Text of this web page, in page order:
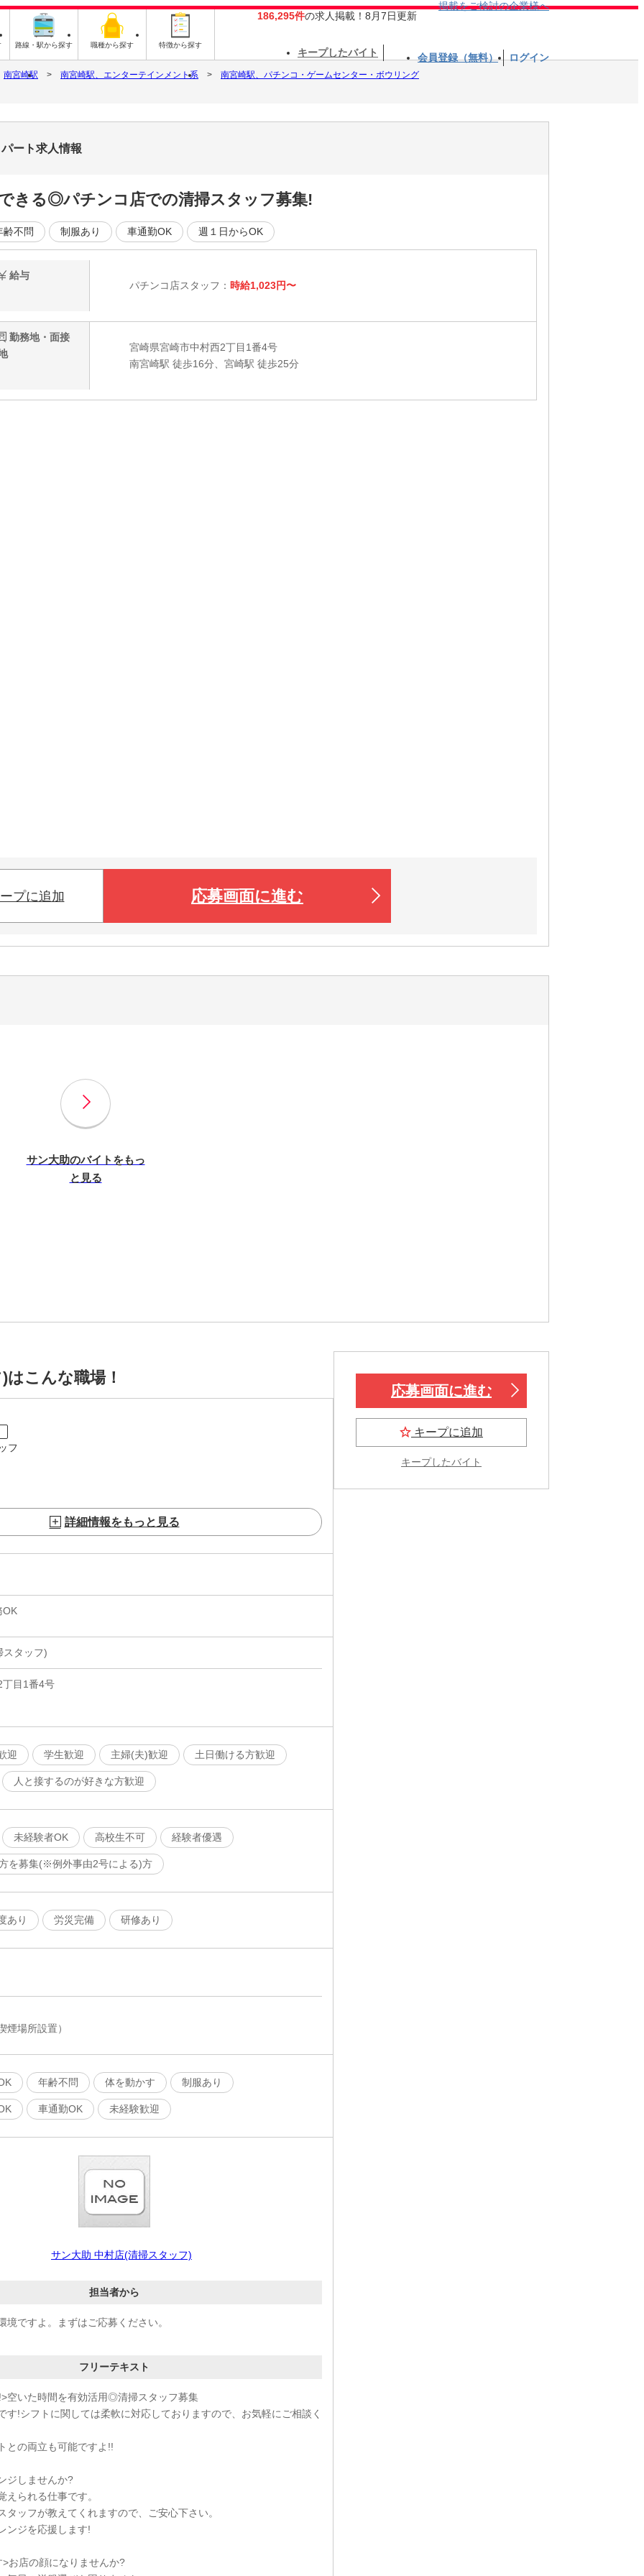
路線・駅から探す 職種から探す 特徴から探す
186,295件の求人掲載！8月7日更新
掲載をご検討の企業様へ
キープしたバイト 会員登録（無料） ログイン
南宮崎駅 南宮崎駅、エンターテインメント系 南宮崎駅、パチンコ・ゲームセンター・ボウリング
ート求人情報
きる◎パチンコ店での清掃スタッフ募集!
齢不問 制服あり 車通勤OK 週１日からOK
給与
パチンコ店スタッフ： 時給1,023円〜
勤務地・面接
宮崎県宮崎市中村西2丁目1番4号
南宮崎駅 徒歩16分、宮崎駅 徒歩25分
プに追加 応募画面に進む
サン大助のバイトをもっ
と見る
こんな職場！
フ
詳細情報をもっと見る
OK
スタッフ)
丁目1番4号
迎 学生歓迎 主婦(夫)歓迎 土日働ける方歓迎
人と接するのが好きな方歓迎
未経験者OK 高校生不可 経験者優遇
を募集(※例外事由2号による)方
あり 労災完備 研修あり
煙場所設置）
年齢不問 体を動かす 制服あり
車通勤OK 未経験歓迎
サン大助 中村店(清掃スタッフ)
担当者から
境ですよ。まずはご応募ください。
フリーテキスト
空いた時間を有効活用◎清掃スタッフ募集
す!シフトに関しては柔軟に対応しておりますので、お気軽にご相談く
との両立も可能ですよ!!
ジしませんか?
えられる仕事です。
タッフが教えてくれますので、ご安心下さい。
ンジを応援します!
お店の顔になりませんか?
応募画面に進む
キープに追加
キープしたバイト